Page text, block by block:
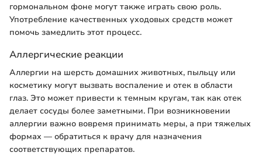
гормональном фоне могут также играть свою роль.
Употребление качественных уходовых средств может
помочь замедлить этот процесс.
Аллергические реакции
Аллергии на шерсть домашних животных, пыльцу или
косметику могут вызвать воспаление и отек в области
глаз. Это может привести к темным кругам, так как отек
делает сосуды более заметными. При возникновении
аллергии важно вовремя принимать меры, а при тяжелых
формах — обратиться к врачу для назначения
соответствующих препаратов.